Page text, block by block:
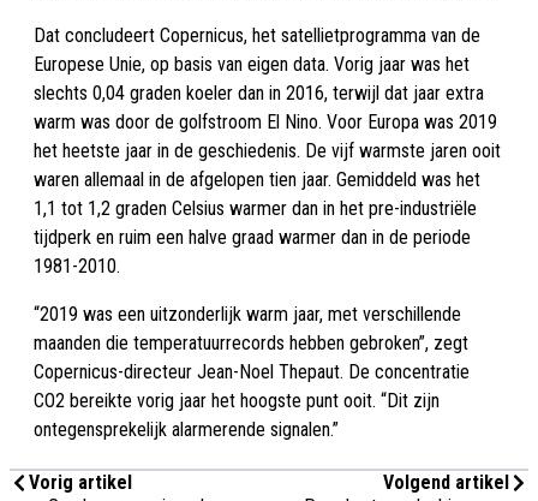
Dat concludeert Copernicus, het satellietprogramma van de
Europese Unie, op basis van eigen data. Vorig jaar was het
slechts 0,04 graden koeler dan in 2016, terwijl dat jaar extra
warm was door de golfstroom El Nino. Voor Europa was 2019
het heetste jaar in de geschiedenis. De vijf warmste jaren ooit
waren allemaal in de afgelopen tien jaar. Gemiddeld was het
1,1 tot 1,2 graden Celsius warmer dan in het pre-industriële
tijdperk en ruim een halve graad warmer dan in de periode
1981-2010.
“2019 was een uitzonderlijk warm jaar, met verschillende
maanden die temperatuurrecords hebben gebroken”, zegt
Copernicus-directeur Jean-Noel Thepaut. De concentratie
CO2 bereikte vorig jaar het hoogste punt ooit. “Dit zijn
ontegensprekelijk alarmerende signalen.”
Vorig artikel
Volgend artikel